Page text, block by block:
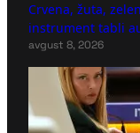
Crvena, žuta,
instrument tabli
avgust 8, 2026